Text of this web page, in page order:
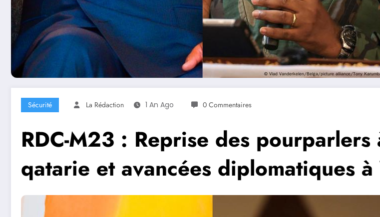
Sécurité La Rédaction 1 An Ago 0 Commentaires
RDC-M23 : Reprise des
qatarie et avancées diplomatiques